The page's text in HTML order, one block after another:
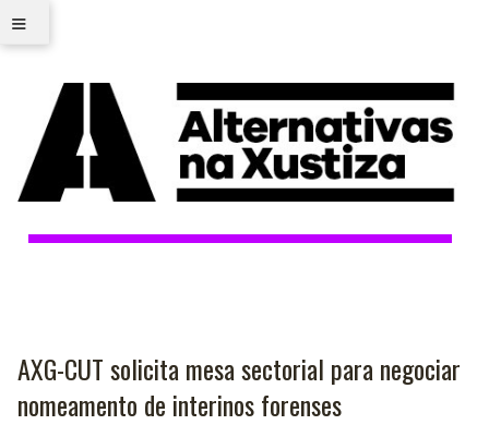
≡
AXG-CUT solicita mesa sectorial para negociar
nomeamento de interinos forenses